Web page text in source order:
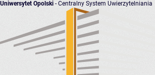
Uniwersytet Opolski - Centralny System Uwierzytelniania